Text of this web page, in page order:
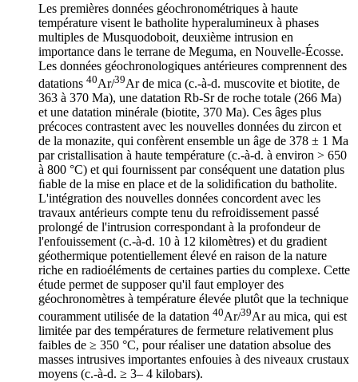
Les premières données géochronométriques à haute
température visent le batholite hyperalumineux à phases
multiples de Musquodoboit, deuxième intrusion en
importance dans le terrane de Meguma, en Nouvelle-Écosse.
Les données géochronologiques antérieures comprennent des
datations 40Ar/39Ar de mica (c.-à-d. muscovite et biotite, de
363 à 370 Ma), une datation Rb-Sr de roche totale (266 Ma)
et une datation minérale (biotite, 370 Ma). Ces âges plus
précoces contrastent avec les nouvelles données du zircon et
de la monazite, qui confèrent ensemble un âge de 378 ± 1 Ma
par cristallisation à haute température (c.-à-d. à environ > 650
à 800 °C) et qui fournissent par conséquent une datation plus
ﬁable de la mise en place et de la solidiﬁcation du batholite.
L'intégration des nouvelles données concordent avec les
travaux antérieurs compte tenu du refroidissement passé
prolongé de l'intrusion correspondant à la profondeur de
l'enfouissement (c.-à-d. 10 à 12 kilomètres) et du gradient
géothermique potentiellement élevé en raison de la nature
riche en radioéléments de certaines parties du complexe. Cette
étude permet de supposer qu'il faut employer des
géochronomètres à température élevée plutôt que la technique
couramment utilisée de la datation 40Ar/39Ar au mica, qui est
limitée par des températures de fermeture relativement plus
faibles de ≥ 350 °C, pour réaliser une datation absolue des
masses intrusives importantes enfouies à des niveaux crustaux
moyens (c.-à-d. ≥ 3– 4 kilobars).